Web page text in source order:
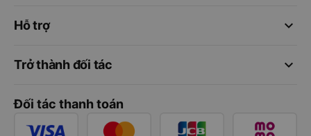
keyboard_arrow_down
Hỗ trợ
keyboard_arrow_down
Trở thành đối tác
Đối tác thanh toán